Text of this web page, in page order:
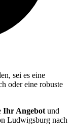
sei es eine
oder eine robuste
Ihr Angebot und
Ludwigsburg nach